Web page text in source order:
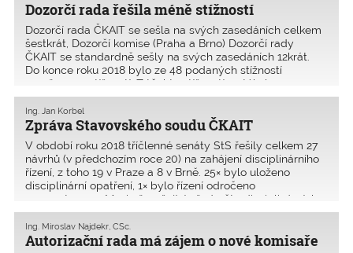
Dozorčí rada řešila méně stížností
Dozorčí rada ČKAIT se sešla na svých zasedáních celkem
šestkrát, Dozorčí komise (Praha a Brno) Dozorčí rady
ČKAIT se standardně sešly na svých zasedáních 12krát.
Do konce roku 2018 bylo ze 48 podaných stížností
uzavřeno 32 stížností. Z těchto stížností se týkalo 30
profesního pochybení a dvě etického. V deseti případech
podala Dozorčí rada Návrh na zahájení disciplinárního
řízení ke Stavovskému soudu ČKAIT. V ostatních případech
došlo k zastavení šetření nebo k odložení kauzy.
Zpráva Stavovského soudu ČKAIT
Ing. Jan Korbel
V období roku 2018 tříčlenné senáty StS řešily celkem 27
návrhů (v předchozím roce 20) na zahájení disciplinárního
řízení, z toho 19 v Praze a 8 v Brně. 25× bylo uloženo
disciplinární opatření, 1× bylo řízení odročeno
a 1× zastaveno. Mezi převažující předměty disciplinárních
řízení lze trvale uvést vady projektové dokumentace
a realizace staveb v oboru pozemní stavby.
Autorizační rada má zájem o nové komisaře
Ing. Miroslav Najdekr, CSc.